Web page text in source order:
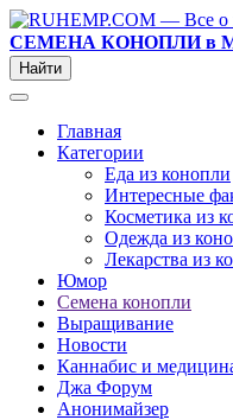
СЕМЕНА КОНОПЛИ в
Главная
Категории
Еда из конопли
Интересные
Косметика из
Одежда из
Лекарства из
Юмор
Семена конопли
Выращивание
Новости
Каннабис и
Джа Форум
Анонимайзер